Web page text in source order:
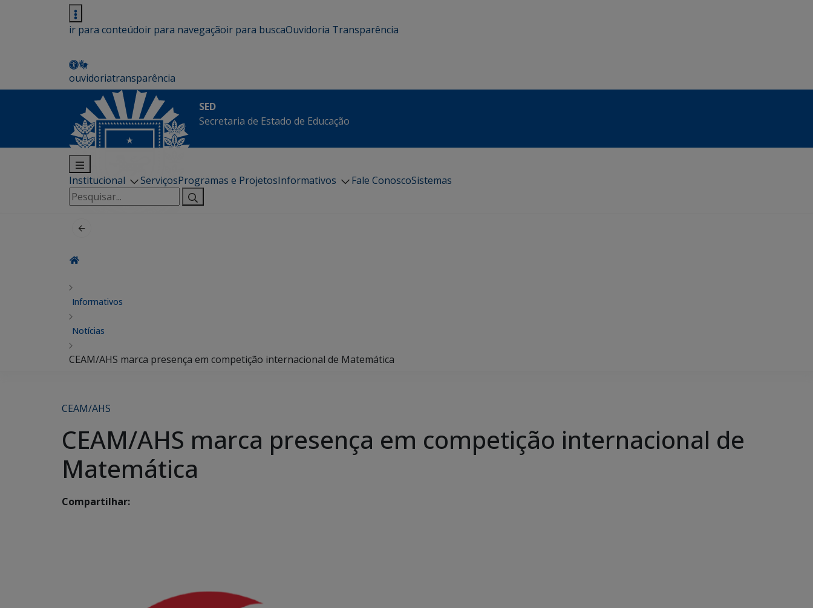
ir para conteúdoir para navegaçãoir para buscaOuvidoria Transparência
ouvidoriatransparência
SED
Secretaria de Estado de Educação
Institucional ServiçosProgramas e ProjetosInformativos Fale ConoscoSistemas
Pesquisar
por:
Informativos
Notícias
CEAM/AHS marca presença em competição internacional de Matemática
CEAM/AHS
CEAM/AHS marca presença em competição internacional de
Matemática
Compartilhar: